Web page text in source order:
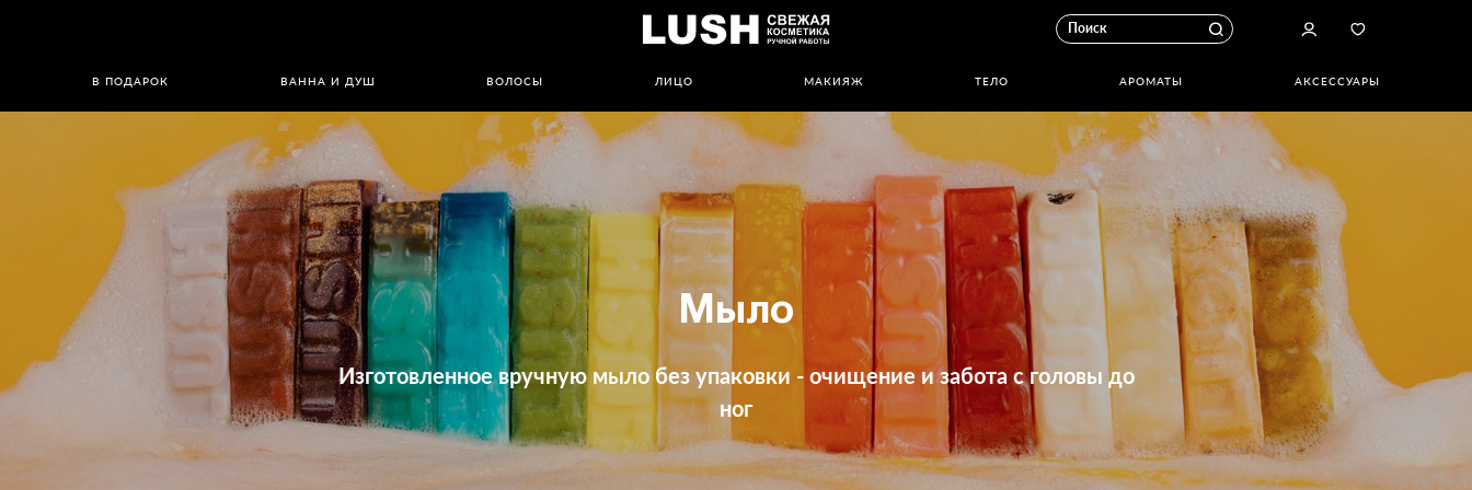
В ПОДАРОК ВАННА И ДУШ ВОЛОСЫ ЛИЦО МАКИЯЖ ТЕЛО АРОМАТЫ АКСЕССУАРЫ
Мыло
Изготовленное вручную мыло без упаковки - очищение и забота с головы до
ног